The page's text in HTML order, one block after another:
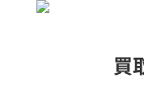
買